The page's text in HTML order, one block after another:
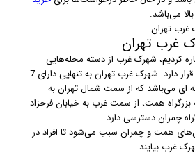
می‌باشد.
غرب تهران
کردیم، شهرک غرب از دسته محله‌هایی
می‌باشد که در منطقه 2 تهران قرار دارد. شهرک غرب تهران به تنهایی دارای 7
ای می‌باشد که از سمت شمال تهران به
همت، از سمت غرب به خیابان فرحزاد
چمران دسترسی دارد.
همت و چمران سبب می‌شود تا افراد در
غرب بیایند.